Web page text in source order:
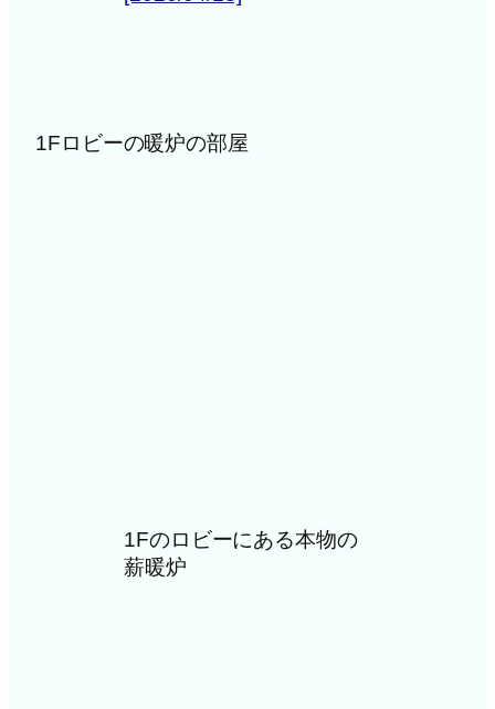
1Fロビーの暖炉の部屋
1Fのロビーにある本物の
薪暖炉